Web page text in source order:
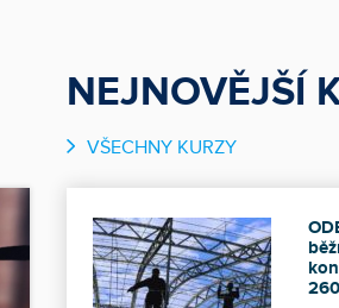
NEJNOVĚJŠÍ
VŠECHNY KURZY